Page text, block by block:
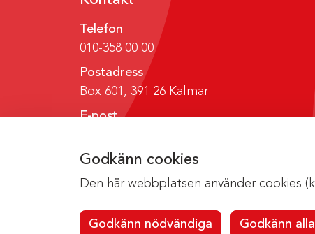
Godkänn cookies
Den här webbplatsen använder cookies
Godkänn nödvändiga Godkänn alla
Telefon
010-358 00 00
Postadress
Box 601, 391 26 Kalmar
E-post